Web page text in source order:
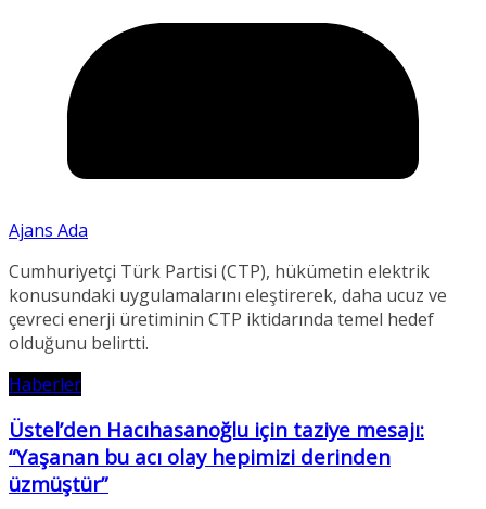
Ajans Ada
Cumhuriyetçi Türk Partisi (CTP), hükümetin elektrik
konusundaki uygulamalarını eleştirerek, daha ucuz ve
çevreci enerji üretiminin CTP iktidarında temel hedef
olduğunu belirtti.
Haberler
Üstel’den Hacıhasanoğlu için taziye mesajı:
“Yaşanan bu acı olay hepimizi derinden
üzmüştür”